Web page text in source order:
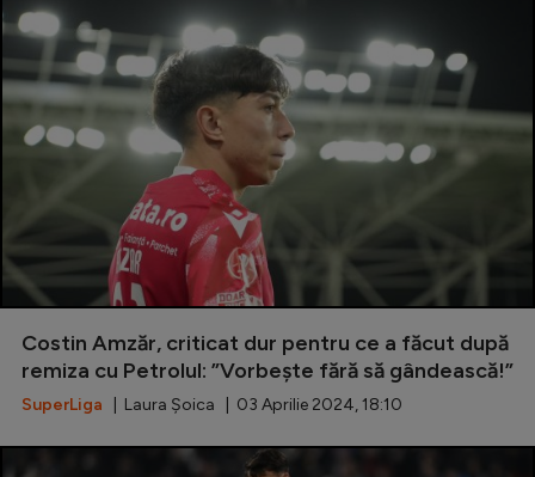
Costin Amzăr, criticat dur pentru ce a făcut după
remiza cu Petrolul: ”Vorbește fără să gândească!”
SuperLiga | Laura Șoica | 03 Aprilie 2024, 18:10